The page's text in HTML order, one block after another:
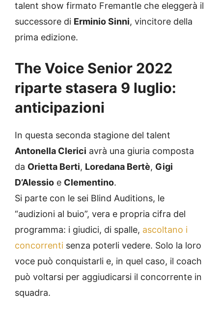
talent show firmato Fremantle che eleggerà il
successore di Erminio Sinni, vincitore della
prima edizione.
The Voice Senior 2022
riparte stasera 9 luglio:
anticipazioni
In questa seconda stagione del talent
Antonella Clerici avrà una giuria composta
da Orietta Berti, Loredana Bertè, Gigi
D’Alessio e Clementino.
Si parte con le sei Blind Auditions, le
“audizioni al buio”, vera e propria cifra del
programma: i giudici, di spalle, ascoltano i
concorrenti senza poterli vedere. Solo la loro
voce può conquistarli e, in quel caso, il coach
può voltarsi per aggiudicarsi il concorrente in
squadra.